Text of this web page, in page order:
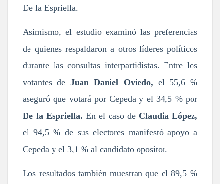
De la Espriella.
Asimismo, el estudio examinó las preferencias
de quienes respaldaron a otros líderes políticos
durante las consultas interpartidistas. Entre los
votantes de Juan Daniel Oviedo, el 55,6 %
aseguró que votará por Cepeda y el 34,5 % por
De la Espriella. En el caso de Claudia López,
el 94,5 % de sus electores manifestó apoyo a
Cepeda y el 3,1 % al candidato opositor.
Los resultados también muestran que el 89,5 %